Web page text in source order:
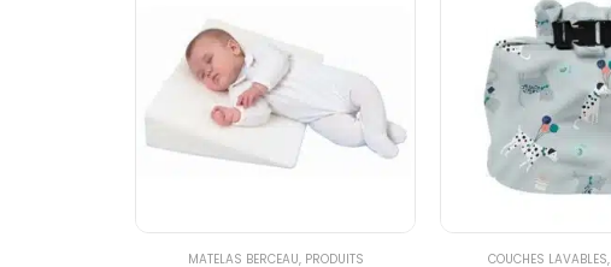
MATELAS BERCEAU, PRODUITS COUCHES LAVABLES,